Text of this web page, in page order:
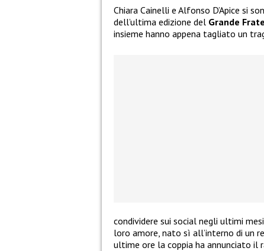
Chiara Cainelli e Alfonso D’Apice si
dell’ultima edizione del Grande
insieme hanno appena tagliato un
condividere sui social negli ultimi
loro amore, nato sì all’interno di un
ultime ore la coppia ha annunciato il